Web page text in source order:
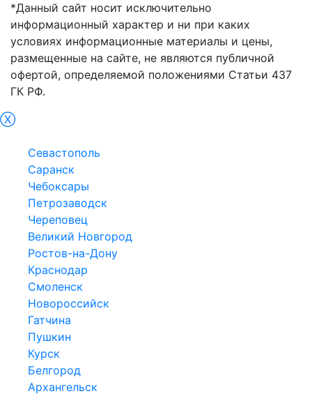
*Данный сайт носит исключительно
информационный характер и ни при каких
условиях информационные материалы и цены,
размещенные на сайте, не являются публичной
офертой, определяемой положениями Статьи 437
ГК РФ.
Ⓧ
Севастополь
Саранск
Чебоксары
Петрозаводск
Череповец
Великий Новгород
Ростов-на-Дону
Краснодар
Смоленск
Новороссийск
Гатчина
Пушкин
Курск
Белгород
Архангельск